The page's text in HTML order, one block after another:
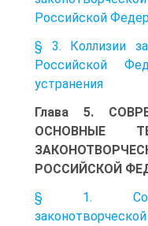
Российской
§ 3. Коллизии
Российской
устранения
Глава 5.
ОСНОВНЫЕ
РОССИЙСКОЙ
§ 1.